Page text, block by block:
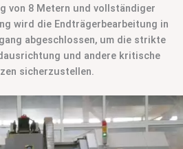
von 8 Metern und vollständiger
wird die Endträgerbearbeitung in
abgeschlossen, um die strikte
und andere kritische
sicherzustellen.